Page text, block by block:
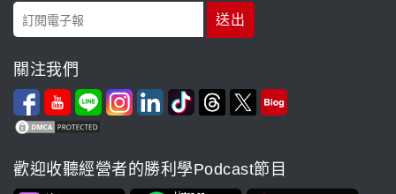
關注我們
歡迎收聽經營者的勝利學Podcast節目